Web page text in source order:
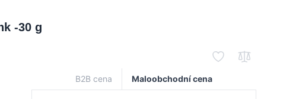
-30 g
B2B cena Maloobchodní cena